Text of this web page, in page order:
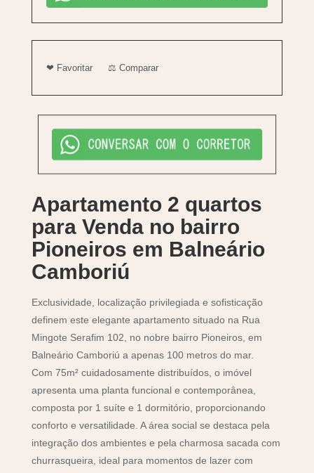
❤ Favoritar ⚖ Comparar
Apartamento 2 quartos
para Venda no bairro
Pioneiros em Balneário
Camboriú
Exclusividade, localização privilegiada e sofisticação
definem este elegante apartamento situado na Rua
Mingote Serafim 102, no nobre bairro Pioneiros, em
Balneário Camboriú a apenas 100 metros do mar.
Com 75m² cuidadosamente distribuídos, o imóvel
apresenta uma planta funcional e contemporânea,
composta por 1 suíte e 1 dormitório, proporcionando
conforto e versatilidade. A área social se destaca pela
integração dos ambientes e pela charmosa sacada com
churrasqueira, ideal para momentos de lazer com